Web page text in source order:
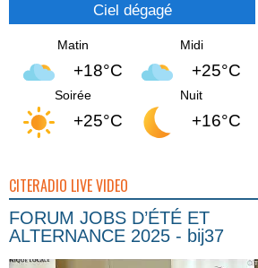
Ciel dégagé
Matin
+18°C
Midi
+25°C
Soirée
+25°C
Nuit
+16°C
CITERADIO LIVE VIDEO
FORUM JOBS D’ÉTÉ ET
ALTERNANCE 2025 - bij37